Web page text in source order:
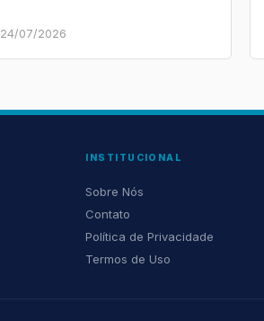
24/07/2026
INSTITUCIONAL
Sobre Nós
Contato
Política de Privacidade
Termos de Uso